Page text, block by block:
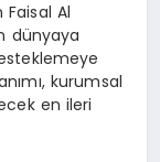
Al
dünyaya
kurumsal
en ileri